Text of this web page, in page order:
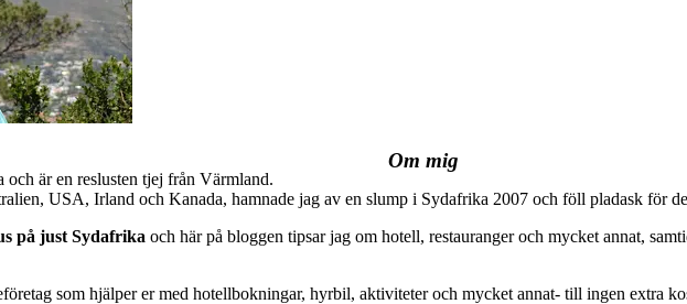
Om mig
är en reslusten tjej från Värmland.
USA, Irland och Kanada, hamnade jag av en slump i Sydafrika 2007 och föll pladask för
på just Sydafrika och här på bloggen tipsar jag om hotell, restauranger och mycket annat,
som hjälper er med hotellbokningar, hyrbil, aktiviteter och mycket annat- till ingen extra